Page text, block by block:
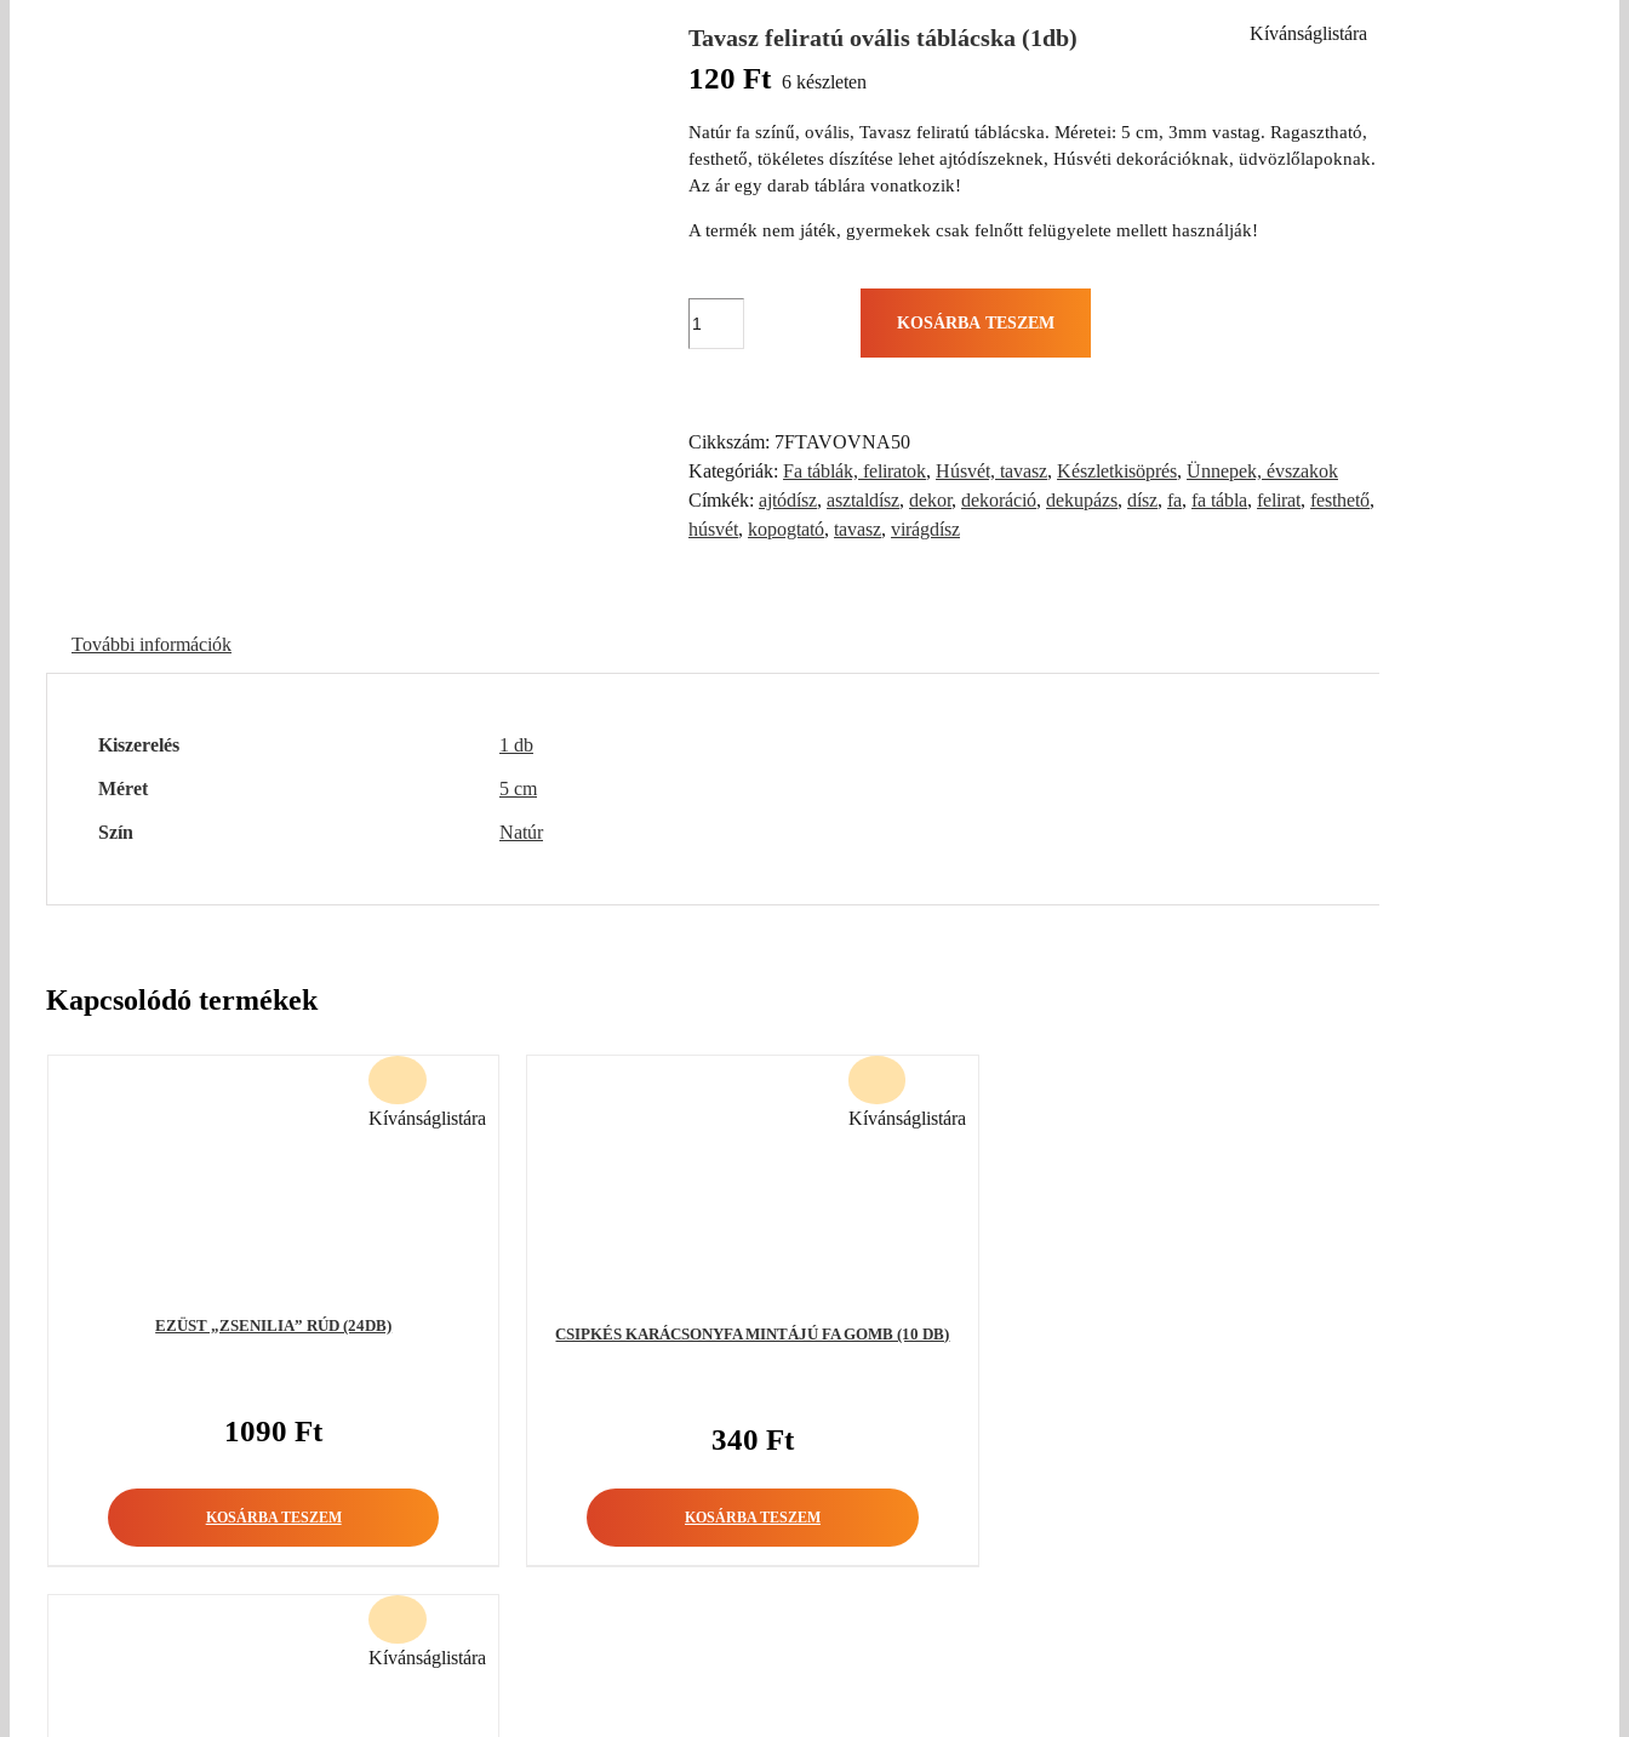
Tavasz feliratú ovális táblácska (1db)
120 Ft 6 készleten
Natúr fa színű, ovális, Tavasz feliratú táblácska. Méretei: 5 cm, 3mm vastag. Ragasztható,
festhető, tökéletes díszítése lehet ajtódíszeknek, Húsvéti dekorációknak, üdvözlőlapoknak.
Az ár egy darab táblára vonatkozik!
A termék nem játék, gyermekek csak felnőtt felügyelete mellett használják!
KOSÁRBA TESZEM
Kívánságlistára
Cikkszám: 7FTAVOVNA50
Kategóriák: Fa táblák, feliratok, Húsvét, tavasz, Készletkisöprés, Ünnepek, évszakok
Címkék: ajtódísz, asztaldísz, dekor, dekoráció, dekupázs, dísz, fa, fa tábla, felirat, festhető,
húsvét, kopogtató, tavasz, virágdísz
További információk
Kiszerelés 1 db
Méret 5 cm
Szín Natúr
Kapcsolódó termékek
EZÜST „ZSENILIA” RÚD (24DB)
1090Ft
KOSÁRBA TESZEM
Kívánságlistára
CSIPKÉS KARÁCSONYFA MINTÁJÚ FA GOMB (10 DB)
340 Ft
KOSÁRBA TESZEM
Kívánságlistára
Kívánságlistára